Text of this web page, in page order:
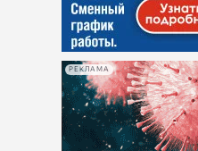
РЕКЛАМА